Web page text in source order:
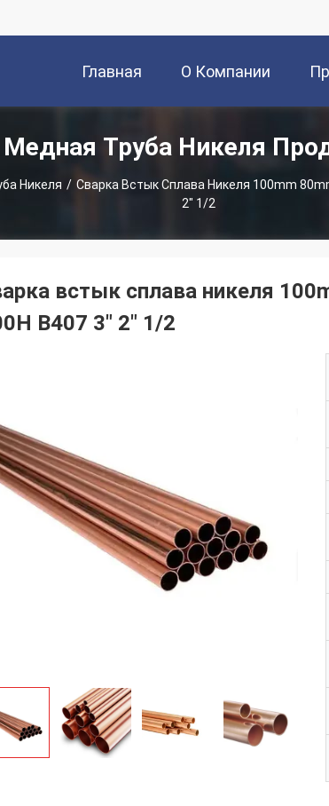
Главная
Страница
О Компании
Медная Труба Никеля
Никеля / Сварка Встык Сплава Никеля 100mm
2" 1/2
встык сплава никеля
B407 3" 2" 1/2